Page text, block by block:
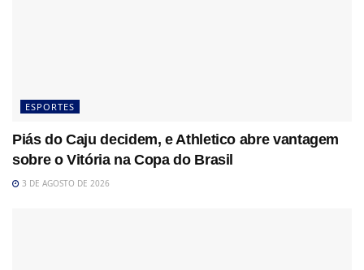
ESPORTES
Piás do Caju decidem, e Athletico abre vantagem
sobre o Vitória na Copa do Brasil
3 DE AGOSTO DE 2026